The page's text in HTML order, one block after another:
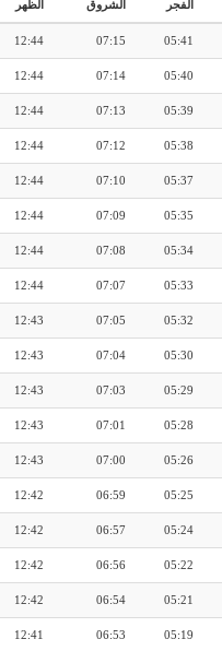
الفجر الشروق الظهر
05:41
07:15
12:44
05:40
07:14
12:44
05:39
07:13
12:44
05:38
07:12
12:44
05:37
07:10
12:44
05:35
07:09
12:44
05:34
07:08
12:44
05:33
07:07
12:44
05:32
07:05
12:43
05:30
07:04
12:43
05:29
07:03
12:43
05:28
07:01
12:43
05:26
07:00
12:43
05:25
06:59
12:42
05:24
06:57
12:42
05:22
06:56
12:42
05:21
06:54
12:42
05:19
06:53
12:41